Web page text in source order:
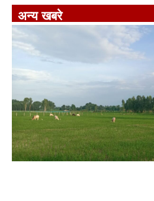
अन्य खबरे